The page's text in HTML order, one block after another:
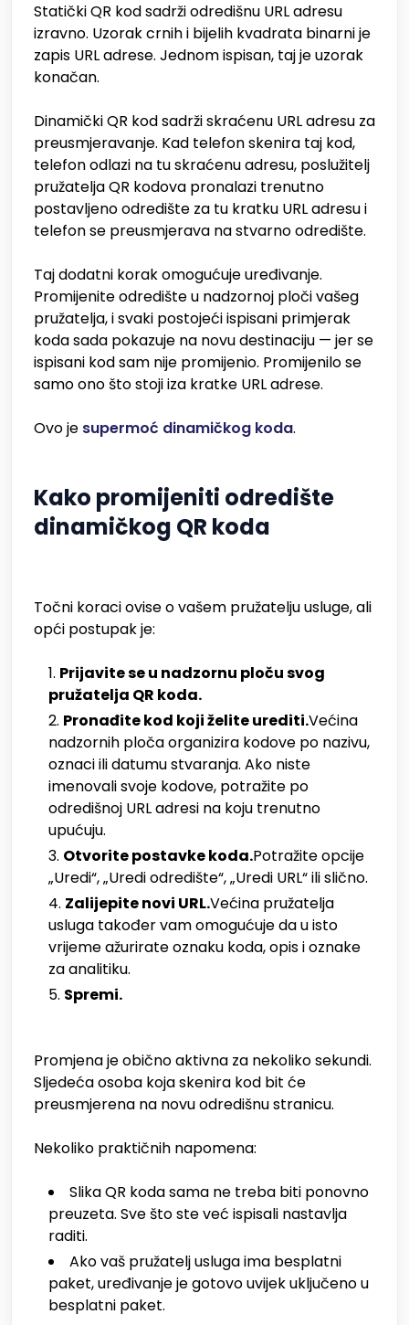
Statički QR kod sadrži odredišnu URL adresu
izravno. Uzorak crnih i bijelih kvadrata binarni je
zapis URL adrese. Jednom ispisan, taj je uzorak
konačan.
Dinamički QR kod sadrži skraćenu URL adresu za
preusmjeravanje. Kad telefon skenira taj kod,
telefon odlazi na tu skraćenu adresu, poslužitelj
pružatelja QR kodova pronalazi trenutno
postavljeno odredište za tu kratku URL adresu i
telefon se preusmjerava na stvarno odredište.
Taj dodatni korak omogućuje uređivanje.
Promijenite odredište u nadzornoj ploči vašeg
pružatelja, i svaki postojeći ispisani primjerak
koda sada pokazuje na novu destinaciju — jer se
ispisani kod sam nije promijenio. Promijenilo se
samo ono što stoji iza kratke URL adrese.
Ovo je supermoć dinamičkog koda.
Kako promijeniti odredište
dinamičkog QR koda
Točni koraci ovise o vašem pružatelju usluge, ali
opći postupak je:
Prijavite se u nadzornu ploču svog
pružatelja QR koda.
Pronađite kod koji želite urediti.Većina
nadzornih ploča organizira kodove po nazivu,
oznaci ili datumu stvaranja. Ako niste
imenovali svoje kodove, potražite po
odredišnoj URL adresi na koju trenutno
upućuju.
Otvorite postavke koda.Potražite opcije
„Uredi“, „Uredi odredište“, „Uredi URL“ ili slično.
Zalijepite novi URL.Većina pružatelja
usluga također vam omogućuje da u isto
vrijeme ažurirate oznaku koda, opis i oznake
za analitiku.
Spremi.
Promjena je obično aktivna za nekoliko sekundi.
Sljedeća osoba koja skenira kod bit će
preusmjerena na novu odredišnu stranicu.
Nekoliko praktičnih napomena:
Slika QR koda sama ne treba biti ponovno
preuzeta. Sve što ste već ispisali nastavlja
raditi.
Ako vaš pružatelj usluga ima besplatni
paket, uređivanje je gotovo uvijek uključeno u
besplatni paket.